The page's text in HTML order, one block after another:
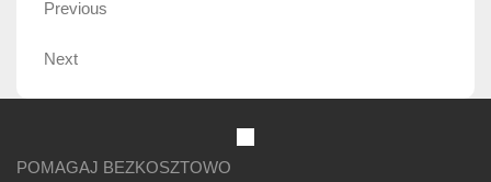
Nawigacja
Previous
Previous
Next
Next
POMAGAJ BEZKOSZTOWO